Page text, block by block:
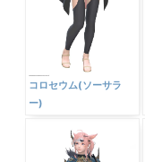
コロセウム(ソーサラ
ー)